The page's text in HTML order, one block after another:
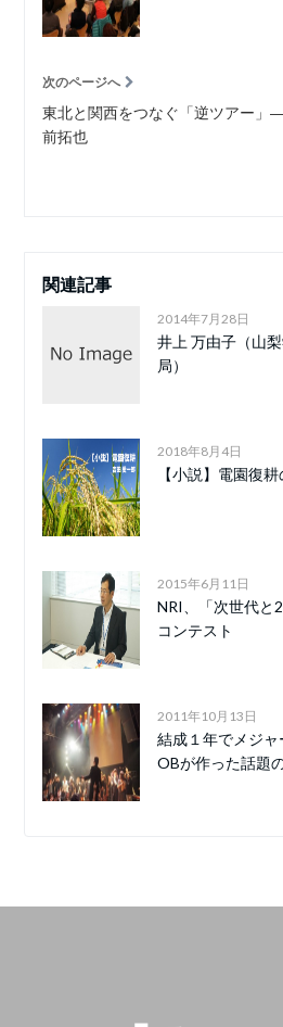
次のページへ
東北と関西をつなぐ「逆ツアー
前拓也
関連記事
2014年7月28日
井上 万由子（山
局）
2018年8月4日
【小説】電園復
2015年6月11日
NRI、「次世代と
コンテスト
2011年10月13日
結成１年でメジ
OBが作った話題